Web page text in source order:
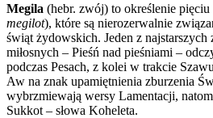
Megila (hebr. zwój) to określenie
megilot), które są nierozerwalnie
świąt żydowskich. Jeden z najstarszych
miłosnych – Pieśń nad pieśniami –
podczas Pesach, z kolei w trakcie
Aw na znak upamiętnienia zburzenia
wybrzmiewają wersy Lamentacji,
Sukkot – słowa Koheleta.